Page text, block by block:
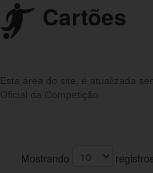
Cartões
Esta área do site, é atualizada
Oficial da Competição.
Mostrando registros